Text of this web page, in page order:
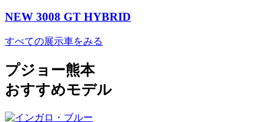
NEW 3008 GT HYBRID
すべての展示車をみる
プジョー熊本
おすすめモデル